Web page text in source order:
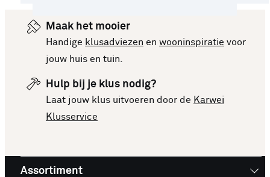
Maak het mooier
Handige klusadviezen en wooninspiratie voor
jouw huis en tuin.
Hulp bij je klus nodig?
Laat jouw klus uitvoeren door de Karwei
Klusservice
Assortiment